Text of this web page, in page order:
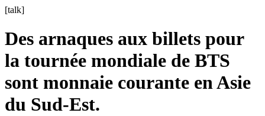
[talk]
Des arnaques aux billets pour
la tournée mondiale de BTS
sont monnaie courante en Asie
du Sud-Est.